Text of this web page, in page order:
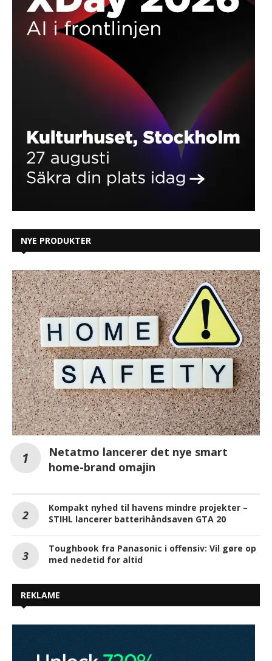
NYE PRODUKTER
Netatmo lancerer det nye smart
home-brand omajin
Kompakt nyhed til havens mindre projekter –
STIHL lancerer batterihåndsaven GTA 20
Toughbook fra Panasonic i offensiv: Vil gøre op
med nedetid for altid
REKLAME